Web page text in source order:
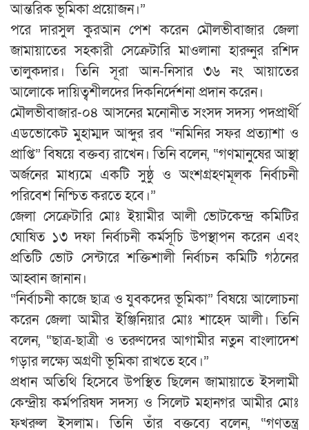
আন্তরিক ভূমিকা প্রয়োজন।”
পরে দারসুল কুরআন পেশ করেন মৌলভীবাজার জেলা
জামায়াতের সহকারী সেক্রেটারি মাওলানা হারুনুর রশিদ
তালুকদার। তিনি সূরা আন-নিসার ৩৬ নং আয়াতের
আলোকে দায়িত্বশীলদের দিকনির্দেশনা প্রদান করেন।
মৌলভীবাজার-০৪ আসনের মনোনীত সংসদ সদস্য পদপ্রার্থী
এডভোকেট মুহাম্মদ আব্দুর রব “নমিনির সফর প্রত্যাশা ও
প্রাপ্তি” বিষয়ে বক্তব্য রাখেন। তিনি বলেন, “গণমানুষের আস্থা
অর্জনের মাধ্যমে একটি সুষ্ঠু ও অংশগ্রহণমূলক নির্বাচনী
পরিবেশ নিশ্চিত করতে হবে।”
জেলা সেক্রেটারি মোঃ ইয়ামীর আলী ভোটকেন্দ্র কমিটির
ঘোষিত ১৩ দফা নির্বাচনী কর্মসূচি উপস্থাপন করেন এবং
প্রতিটি ভোট সেন্টারে শক্তিশালী নির্বাচন কমিটি গঠনের
আহ্বান জানান।
“নির্বাচনী কাজে ছাত্র ও যুবকদের ভূমিকা” বিষয়ে আলোচনা
করেন জেলা আমীর ইঞ্জিনিয়ার মোঃ শাহেদ আলী। তিনি
বলেন, “ছাত্র-ছাত্রী ও তরুণদের আগামীর নতুন বাংলাদেশ
গড়ার লক্ষ্যে অগ্রণী ভূমিকা রাখতে হবে।”
প্রধান অতিথি হিসেবে উপস্থিত ছিলেন জামায়াতে ইসলামী
কেন্দ্রীয় কর্মপরিষদ সদস্য ও সিলেট মহানগর আমীর মোঃ
ফখরুল ইসলাম। তিনি তাঁর বক্তব্যে বলেন, “গণতন্ত্র